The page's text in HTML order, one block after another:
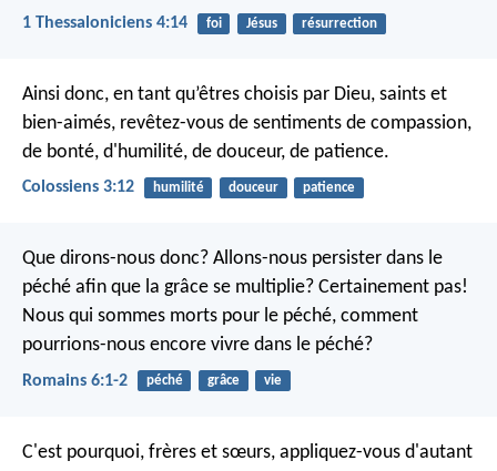
1 Thessaloniciens 4:14 foi Jésus résurrection
Ainsi donc, en tant qu’êtres choisis par Dieu, saints et
bien-aimés, revêtez-vous de sentiments de compassion,
de bonté, d'humilité, de douceur, de patience.
Colossiens 3:12 humilité douceur patience
Que dirons-nous donc? Allons-nous persister dans le
péché afin que la grâce se multiplie? Certainement pas!
Nous qui sommes morts pour le péché, comment
pourrions-nous encore vivre dans le péché?
Romains 6:1-2 péché grâce vie
C'est pourquoi, frères et sœurs, appliquez-vous d'autant